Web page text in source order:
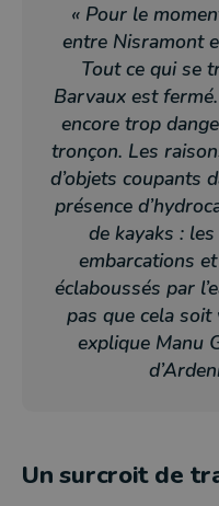
« Pour le
entre Nisramont
Tout ce qui se
Barvaux est
encore trop
tronçon. Les
d’objets coupants
présence
de kayaks :
embarcations
éclaboussés par
pas que cela soit
explique Manu
Un surcroit de